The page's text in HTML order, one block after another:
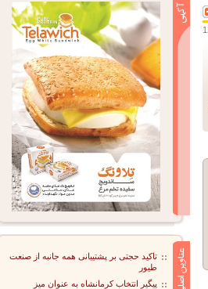
تاکید حجتی بر پشتیبانی همه جانبه از صنعت
طیور
پیگیر انتخاب کرمانشاه به عنوان میز